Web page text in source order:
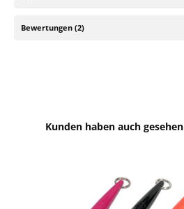
Bewertungen (2)
Produktgalerie überspringen
Kunden haben auch gesehen